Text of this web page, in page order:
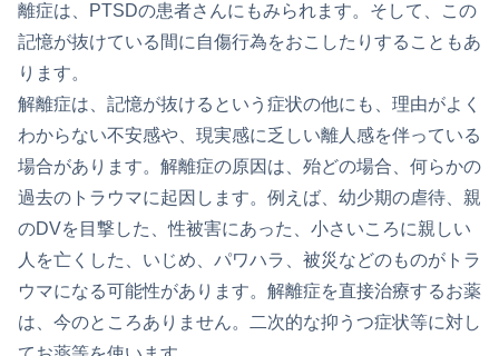
離症は、PTSDの患者さんにもみられます。そして、この
記憶が抜けている間に自傷行為をおこしたりすることもあ
ります。
解離症は、記憶が抜けるという症状の他にも、理由がよく
わからない不安感や、現実感に乏しい離人感を伴っている
場合があります。解離症の原因は、殆どの場合、何らかの
過去のトラウマに起因します。例えば、幼少期の虐待、親
のDVを目撃した、性被害にあった、小さいころに親しい
人を亡くした、いじめ、パワハラ、被災などのものがトラ
ウマになる可能性があります。解離症を直接治療するお薬
は、今のところありません。二次的な抑うつ症状等に対し